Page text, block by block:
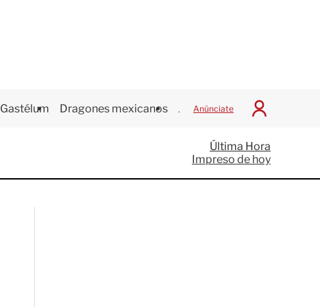
Gastélum Dragones mexicanos Juegos Centroamericanos
Anúnciate
I
c
i
a
Última Hora
Impreso de hoy